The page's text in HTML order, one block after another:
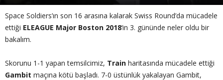
Space Soldiers’ın son 16 arasına kalarak Swiss Round’da mücadele
ettiği ELEAGUE Major Boston 2018‘in 3. gününde neler oldu bir
bakalım.
Skorunu 1-1 yapan temsilcimiz, Train haritasında mücadele ettiği
Gambit maçına kötü başladı. 7-0 üstünlük yakalayan Gambit,